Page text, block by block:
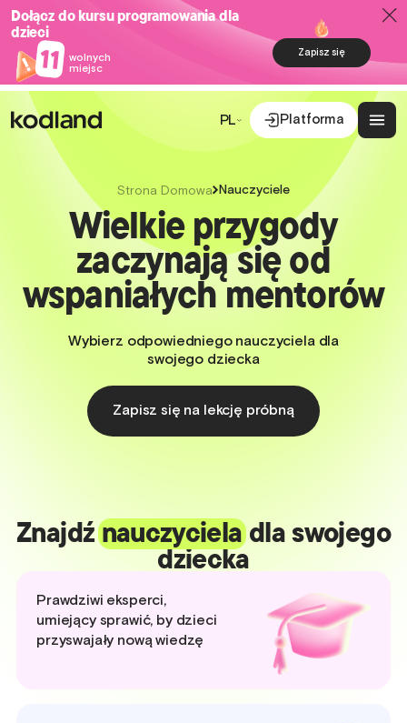
PL Platforma
Dołącz do kursu programowania dla
dzieci
11
wolnych
miejsc
Zapisz się
Strona Domowa Nauczyciele
Wielkie przygody
zaczynają się od
wspaniałych mentorów
Wybierz odpowiedniego nauczyciela dla
swojego dziecka
Zapisz się na lekcję próbną
Znajdźnauczycieladla swojego
dziecka
Prawdziwi eksperci,
umiejący sprawić, by dzieci
przyswajały nową wiedzę